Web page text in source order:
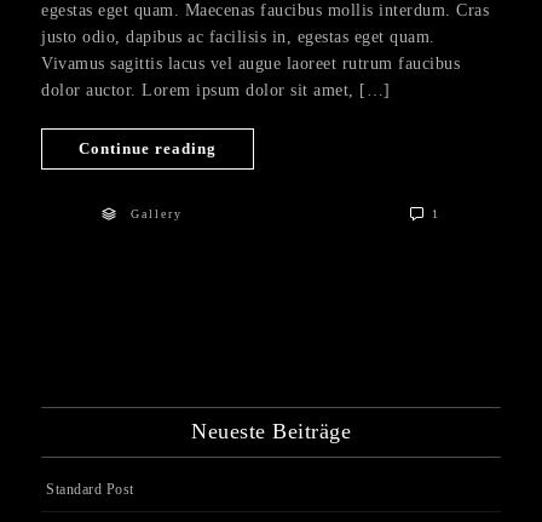
egestas eget quam. Maecenas faucibus mollis interdum. Cras
justo odio, dapibus ac facilisis in, egestas eget quam.
Vivamus sagittis lacus vel augue laoreet rutrum faucibus
dolor auctor. Lorem ipsum dolor sit amet, […]
Continue reading
Gallery 1
Neueste Beiträge
Standard Post